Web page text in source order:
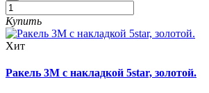
Купить
Хит
Ракель 3М с накладкой 5star, золотой.